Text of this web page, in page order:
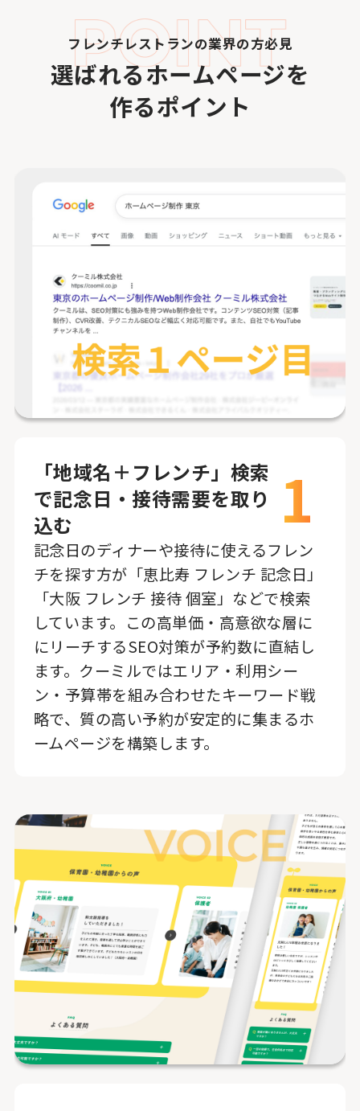
フレンチレストランの業界の方必見
選ばれるホームページを
作るポイント
「地域名＋フレンチ」検索
で記念日・接待需要を取り
込む
1
記念日のディナーや接待に使えるフレン
チを探す方が「恵比寿 フレンチ 記念日」
「大阪 フレンチ 接待 個室」などで検索
しています。この高単価・高意欲な層に
にリーチするSEO対策が予約数に直結し
ます。クーミルではエリア・利用シー
ン・予算帯を組み合わせたキーワード戦
略で、質の高い予約が安定的に集まるホ
ームページを構築します。